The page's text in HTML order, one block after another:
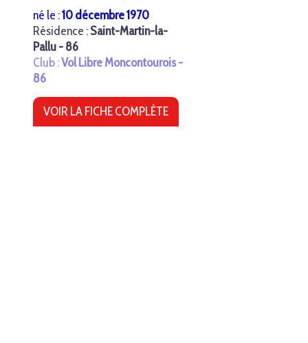
né le :10 décembre 1970
Résidence :Saint-Martin-la-
Pallu - 86
Club :Vol Libre Moncontourois -
86
VOIR LA FICHE COMPLÈTE